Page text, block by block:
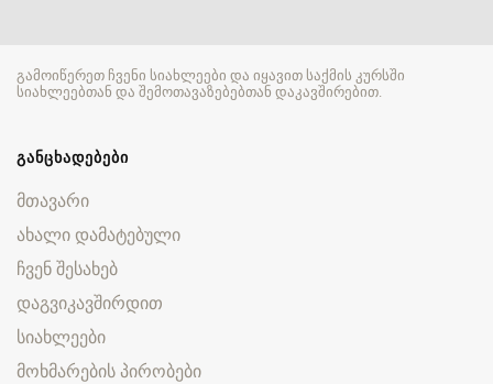
გამოიწერეთ ჩვენი სიახლეები და იყავით საქმის კურსში
სიახლეებთან და შემოთავაზებებთან დაკავშირებით.
ᲒᲐᲜᲪᲮᲐᲓᲔᲑᲔᲑᲘ
მთავარი
ახალი დამატებული
ჩვენ შესახებ
დაგვიკავშირდით
სიახლეები
მოხმარების პირობები